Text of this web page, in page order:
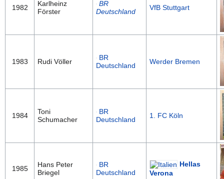
1982
Karlheinz
Förster
BR
Deutschland
VfB Stuttgart
1983 Rudi Völler
BR
Deutschland
Werder Bremen
1984
Toni
Schumacher
BR
Deutschland
1. FC Köln
1985
Hans Peter
Briegel
BR
Deutschland
Hellas
Verona